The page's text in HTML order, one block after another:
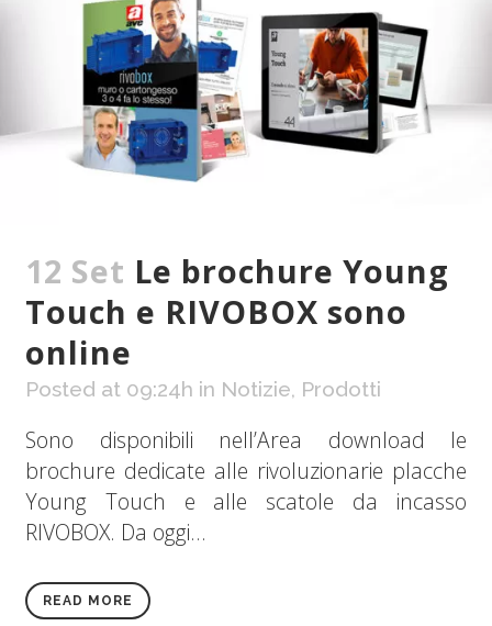
12 Set Le brochure Young
Touch e RIVOBOX sono
online
Posted at 09:24h in Notizie, Prodotti
Sono disponibili nell’Area download le
brochure dedicate alle rivoluzionarie placche
Young Touch e alle scatole da incasso
RIVOBOX. Da oggi...
READ MORE